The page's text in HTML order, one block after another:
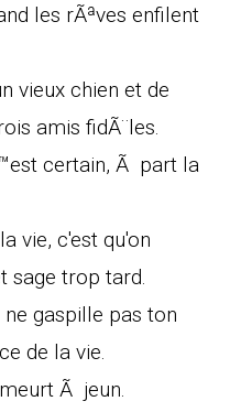
les rÃªves enfilent
vieux chien et de
amis fidÃ¨les.
certain, Ã part la
vie, c'est qu'on
sage trop tard.
gaspille pas ton
de la vie.
Ã jeun.